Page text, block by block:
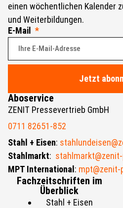
einen wöchentlichen Kalender
und Weiterbildungen.
E-Mail
Jetzt
Aboservice
ZENIT Pressevertrieb GmbH
0711 82651-852
Stahl + Eisen:
Stahlmarkt:
MPT International :
Fachzeitschriften im
Überblick
Stahl + Eisen